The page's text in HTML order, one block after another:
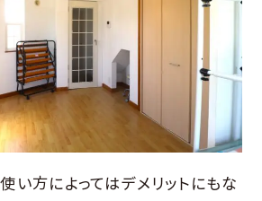
い方によってはデメリットにもな